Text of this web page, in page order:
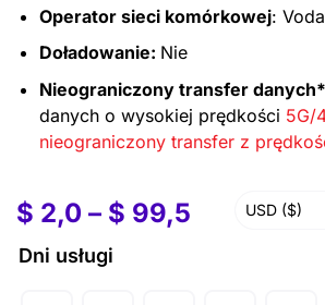
Operator sieci komórkowej:
Doładowanie: Nie
Nieograniczony transfer
danych o wysokiej prędkości 5G/
nieograniczony transfer z
$ 2,0 – $ 99,5 USD ($)
Dni usługi